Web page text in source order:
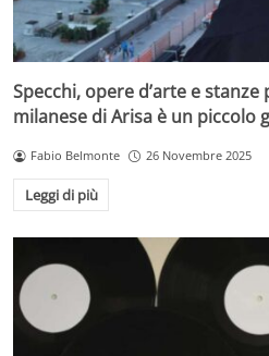
Specchi, opere d’arte e stanze
milanese di Arisa è un piccolo
Fabio Belmonte 26 Novembre 2025
Leggi di più